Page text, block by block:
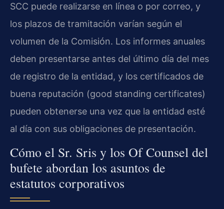
SCC puede realizarse en línea o por correo, y
los plazos de tramitación varían según el
volumen de la Comisión. Los informes anuales
deben presentarse antes del último día del mes
de registro de la entidad, y los certificados de
buena reputación (good standing certificates)
pueden obtenerse una vez que la entidad esté
al día con sus obligaciones de presentación.
Cómo el Sr. Sris y los Of Counsel del
bufete abordan los asuntos de
estatutos corporativos